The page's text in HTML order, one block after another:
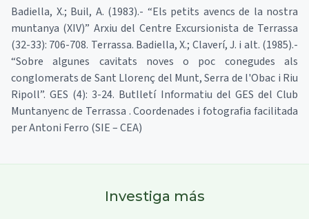
Badiella, X.; Buil, A. (1983).- “Els petits avencs de la nostra
muntanya (XIV)” Arxiu del Centre Excursionista de Terrassa
(32-33): 706-708. Terrassa. Badiella, X.; Claverí, J. i alt. (1985).-
“Sobre algunes cavitats noves o poc conegudes als
conglomerats de Sant Llorenç del Munt, Serra de l'Obac i Riu
Ripoll”. GES (4): 3-24. Butlletí Informatiu del GES del Club
Muntanyenc de Terrassa . Coordenades i fotografia facilitada
per Antoni Ferro (SIE – CEA)
Investiga más